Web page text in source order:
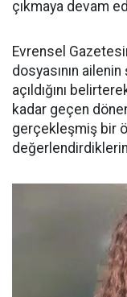
çıkmaya devam
Evrensel
dosyasının
açıldığını
kadar geçen
gerçekleşmiş bir